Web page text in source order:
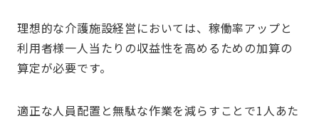
理想的な介護施設経営においては、稼働率アップと
利用者様一人当たりの収益性を高めるための加算の
算定が必要です。
適正な人員配置と無駄な作業を減らすことで1人あた